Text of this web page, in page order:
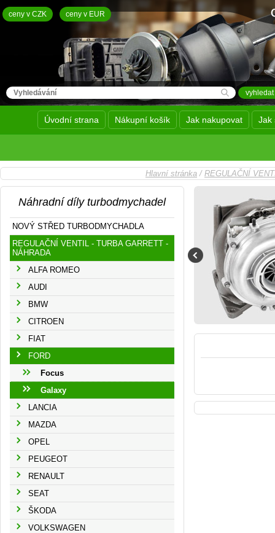
ceny v CZK ceny v EUR
Úvodní strana Nákupní košík Jak nakupovat Jak
Hlavní stránka / REGULAČNÍ
Náhradní díly turbodmychadel
NOVÝ STŘED TURBODMYCHADLA
REGULAČNÍ VENTIL - TURBA GARRETT -
NÁHRADA
ALFA ROMEO
AUDI
BMW
CITROEN
FIAT
FORD
Focus
Galaxy
LANCIA
MAZDA
OPEL
PEUGEOT
RENAULT
SEAT
ŠKODA
VOLKSWAGEN